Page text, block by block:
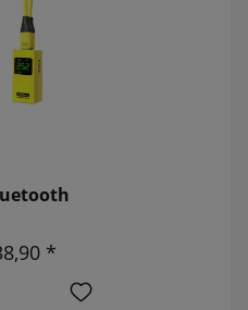
*